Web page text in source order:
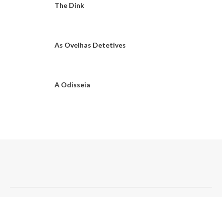
The Dink
As Ovelhas Detetives
A Odisseia